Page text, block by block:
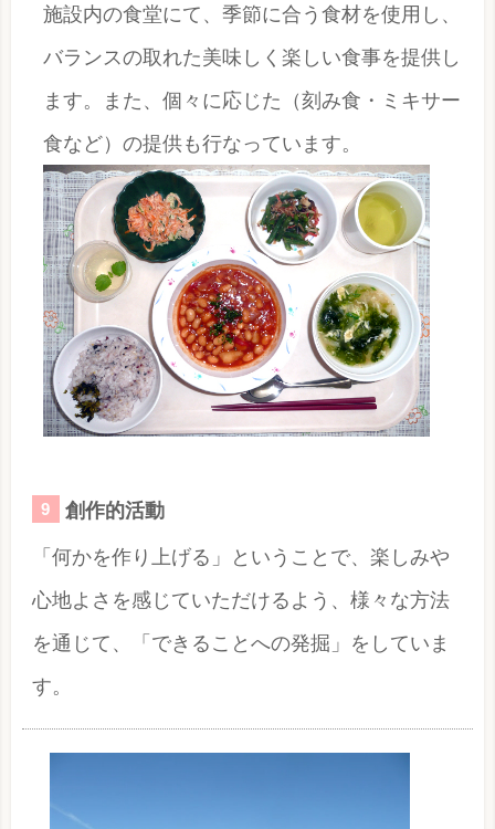
施設内の食堂にて、季節に合う食材を使用し、
バランスの取れた美味しく楽しい食事を提供し
ます。また、個々に応じた（刻み食・ミキサー
食など）の提供も行なっています。
創作的活動
「何かを作り上げる」ということで、楽しみや
心地よさを感じていただけるよう、様々な方法
を通じて、「できることへの発掘」をしていま
す。